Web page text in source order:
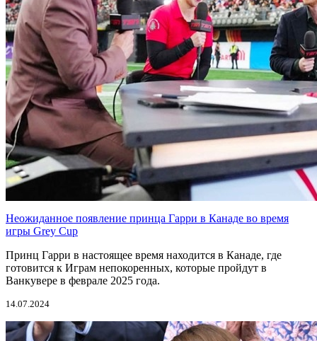
Неожиданное появление принца Гарри в Канаде во время
игры Grey Cup
Принц Гарри в настоящее время находится в Канаде, где
готовится к Играм непокоренных, которые пройдут в
Ванкувере в феврале 2025 года.
14.07.2024